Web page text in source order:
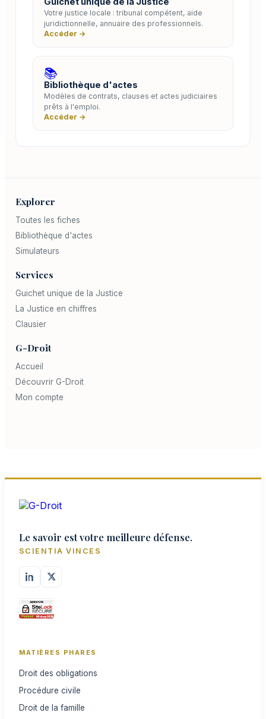
Votre justice locale : tribunal compétent, aide
juridictionnelle, annuaire des professionnels.
Accéder →
📚
Bibliothèque d'actes
Modèles de contrats, clauses et actes judiciaires
prêts à l'emploi.
Accéder →
Explorer
Toutes les fiches
Bibliothèque d'actes
Simulateurs
Services
Guichet unique de la Justice
La Justice en chiffres
Clausier
G-Droit
Accueil
Découvrir G-Droit
Mon compte
Le savoir est votre meilleure défense.
SCIENTIA VINCES
MATIÈRES PHARES
Droit des obligations
Procédure civile
Droit de la famille